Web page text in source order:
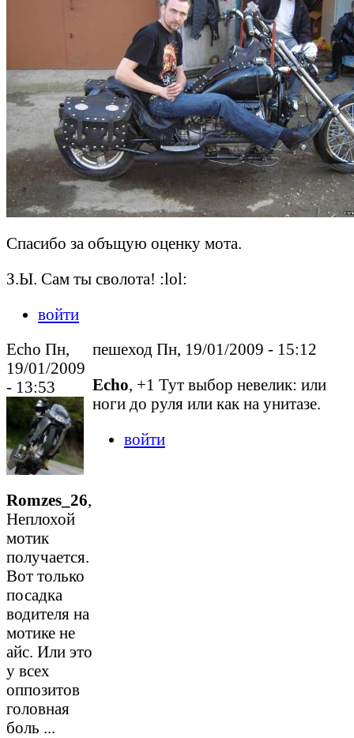
Спасибо за объщую оценку мота.
З.Ы. Сам ты сволота! :lol:
войти
Echo Пн,
19/01/2009
- 13:53
Romzes_26,
Неплохой
мотик
получается.
Вот только
посадка
водителя на
мотике не
айс. Или это
у всех
оппозитов
головная
боль ...
пешеход Пн, 19/01/2009 - 15:12
Echo, +1 Тут выбор невелик: или
ноги до руля или как на унитазе.
войти